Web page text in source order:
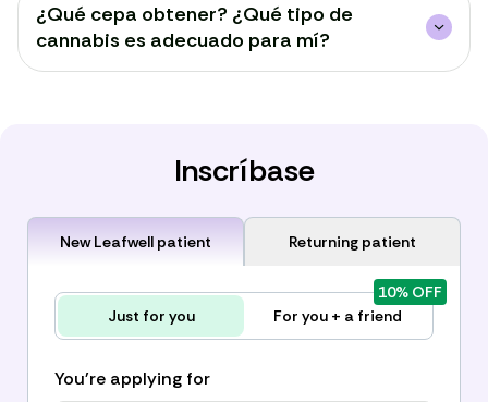
¿Qué cepa obtener? ¿Qué tipo de
cannabis es adecuado para mí?
Inscríbase
New Leafwell patient Returning patient
Just for you For you + a friend
10% OFF
You're applying for